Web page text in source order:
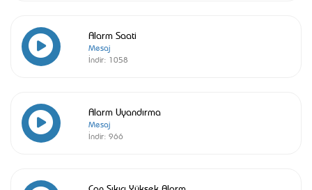
Alarm Saati
Mesaj
İndir: 1058
Alarm Uyandırma
Mesaj
İndir: 966